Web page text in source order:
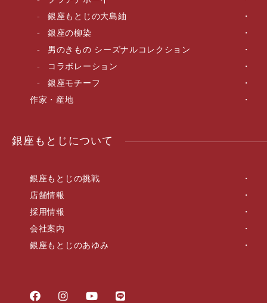
銀座もとじの大島紬
銀座の柳染
男のきもの シーズナルコレクション
コラボレーション
銀座モチーフ
作家・産地
銀座もとじについて
銀座もとじの挑戦
店舗情報
採用情報
会社案内
銀座もとじのあゆみ